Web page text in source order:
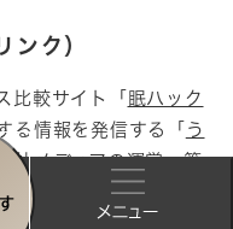
ンク）
比較サイト「 眠ハック
る情報を発信する「 う
社メディアの運営・管
業やWebサイト運営代